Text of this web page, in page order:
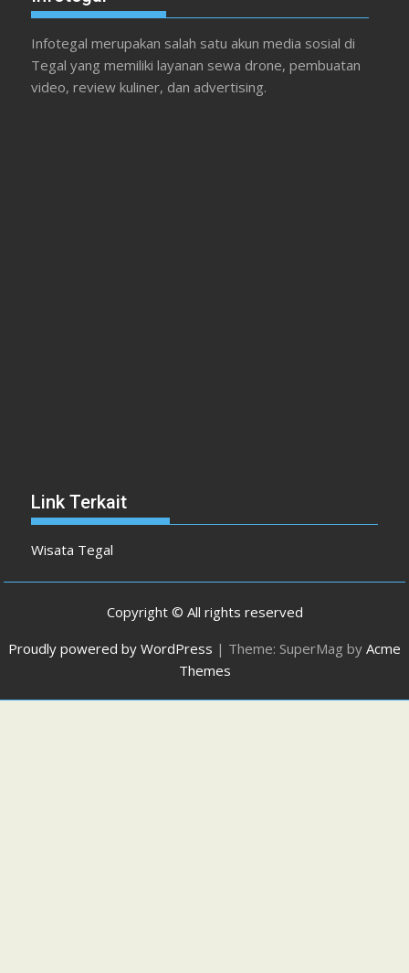
Infotegal merupakan salah satu akun media sosial di
Tegal yang memiliki layanan sewa drone, pembuatan
video, review kuliner, dan advertising.
Link Terkait
Wisata Tegal
Copyright © All rights reserved
Proudly powered by WordPress | Theme: SuperMag by Acme
Themes